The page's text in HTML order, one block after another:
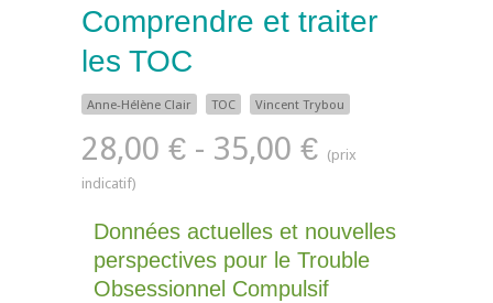
Comprendre et traiter
les TOC
Anne-Hélène Clair TOC Vincent Trybou
28,00 € - 35,00 €
Données actuelles et nouvelles
perspectives pour le Trouble
Obsessionnel Compulsif